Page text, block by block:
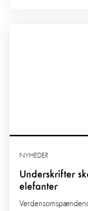
Underskrifter
elefanter
NYHEDER